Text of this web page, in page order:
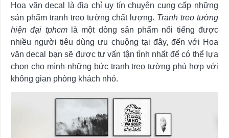
Hoa văn decal là địa chỉ uy tín chuyên cung cấp những
sản phẩm tranh treo tường chất lượng. Tranh treo tường
hiện đại tphcmlà một dòng sản phẩm nổi tiếng được
nhiều người tiêu dùng ưu chuộng tại đây, đến với Hoa
văn decal bạn sẽ được tư vấn tận tình nhất để có thể lựa
chọn cho mình những bức tranh treo tường phù hợp với
không gian phòng khách nhỏ.